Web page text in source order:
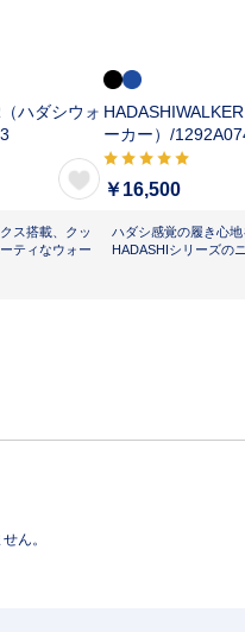
ハダシウォ
ス搭載、クッ
ティなウォー
ーカー）/
￥16,500
ハダシ感覚の履き心地
HADASHIシリーズの
ん。